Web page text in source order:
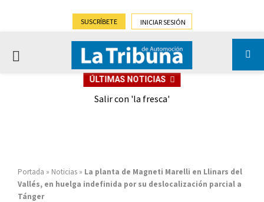
SUSCRÍBETE INICIAR SESIÓN
PRIMARY
ÚLTIMAS NOTICIAS
Salir con 'la fresca'
Portada » Noticias » La planta de Magneti Marelli en Llinars del
Vallés, en huelga indefinida por su deslocalización parcial a
Tánger